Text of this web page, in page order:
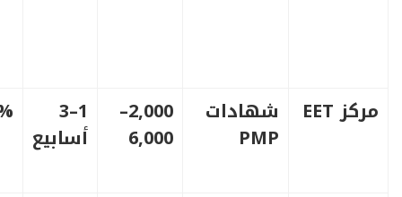
مركز EET شهادات
PMP
2,000–
6,000
1–3
أسابيع